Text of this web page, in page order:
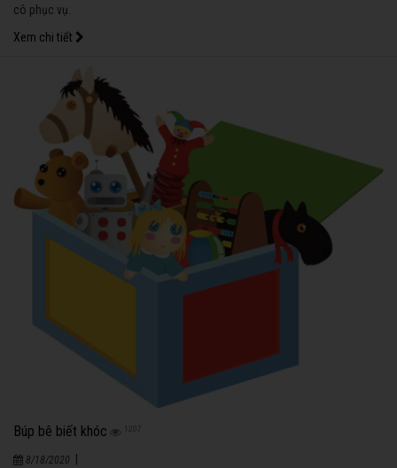
cô phục vụ.
Xem chi tiết
Búp bê biết khóc 1207
8/18/2020 |